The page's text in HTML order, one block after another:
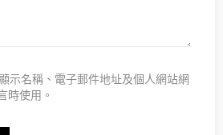
示名稱、電子郵件地址及個人網站網
時使用。